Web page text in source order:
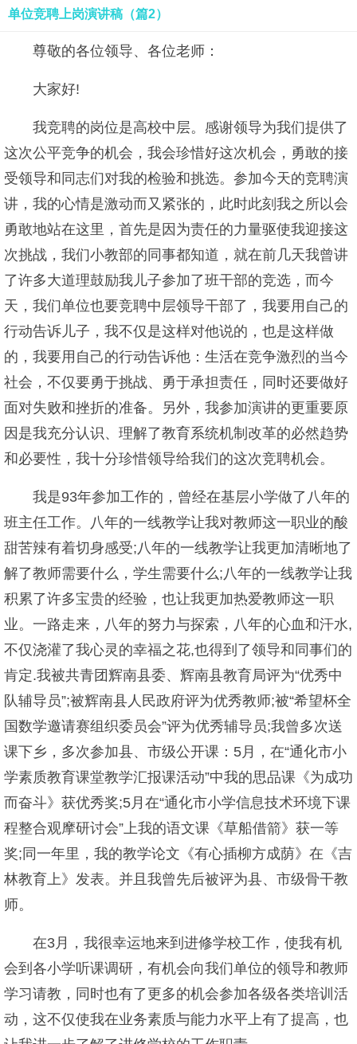
单位竞聘上岗演讲稿（篇2）
尊敬的各位领导、各位老师：
大家好!
我竞聘的岗位是高校中层。感谢领导为我们提供了
这次公平竞争的机会，我会珍惜好这次机会，勇敢的接
受领导和同志们对我的检验和挑选。参加今天的竞聘演
讲，我的心情是激动而又紧张的，此时此刻我之所以会
勇敢地站在这里，首先是因为责任的力量驱使我迎接这
次挑战，我们小教部的同事都知道，就在前几天我曾讲
了许多大道理鼓励我儿子参加了班干部的竞选，而今
天，我们单位也要竞聘中层领导干部了，我要用自己的
行动告诉儿子，我不仅是这样对他说的，也是这样做
的，我要用自己的行动告诉他：生活在竞争激烈的当今
社会，不仅要勇于挑战、勇于承担责任，同时还要做好
面对失败和挫折的准备。另外，我参加演讲的更重要原
因是我充分认识、理解了教育系统机制改革的必然趋势
和必要性，我十分珍惜领导给我们的这次竞聘机会。
我是93年参加工作的，曾经在基层小学做了八年的
班主任工作。八年的一线教学让我对教师这一职业的酸
甜苦辣有着切身感受;八年的一线教学让我更加清晰地了
解了教师需要什么，学生需要什么;八年的一线教学让我
积累了许多宝贵的经验，也让我更加热爱教师这一职
业。一路走来，八年的努力与探索，八年的心血和汗水,
不仅浇灌了我心灵的幸福之花,也得到了领导和同事们的
肯定.我被共青团辉南县委、辉南县教育局评为“优秀中
队辅导员”;被辉南县人民政府评为优秀教师;被“希望杯全
国数学邀请赛组织委员会”评为优秀辅导员;我曾多次送
课下乡，多次参加县、市级公开课：5月，在“通化市小
学素质教育课堂教学汇报课活动”中我的思品课《为成功
而奋斗》获优秀奖;5月在“通化市小学信息技术环境下课
程整合观摩研讨会”上我的语文课《草船借箭》获一等
奖;同一年里，我的教学论文《有心插柳方成荫》在《吉
林教育上》发表。并且我曾先后被评为县、市级骨干教
师。
在3月，我很幸运地来到进修学校工作，使我有机
会到各小学听课调研，有机会向我们单位的领导和教师
学习请教，同时也有了更多的机会参加各级各类培训活
动，这不仅使我在业务素质与能力水平上有了提高，也